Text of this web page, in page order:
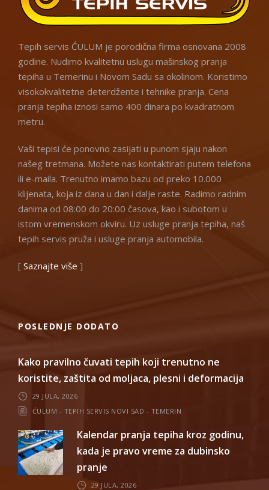
Tepih servis ĆULUM je porodična firma osnovana 2008
godine. Nudimo kvalitetnu uslugu mašinskog pranja
tepiha u Temerinu i Novom Sadu sa okolinom. Koristimo
visokokvalitetne deterdžente i tehnike pranja. Cena
pranja tepiha iznosi samo 400 dinara po kvadratnom
metru.
Vaši tepisi će ponovno zasijati u punom sjaju nakon
našeg tretmana. Možete nas kontaktirati putem telefona
ili e-maila. Trenutno imamo bazu od preko 10.000
klijenata, koja iz dana u dan i dalje raste. Radimo radnim
danima od 08:00 do 20:00 časova, kao i subotom u
istom vremenskom okviru. Uz usluge pranja tepiha, naš
tepih servis pruža i usluge pranja automobila.
[ Saznajte više ]
POSLEDNJE DODATO
Kako pravilno čuvati tepih koji trenutno ne
koristite, zaštita od moljaca, plesni i deformacija
29 JULA, 2026
ĆULUM - TEPIH SERVIS NOVI SAD - TEMERIN
Kalendar pranja tepiha kroz godinu,
kada je pravo vreme za dubinsko
pranje
29 JULA, 2026